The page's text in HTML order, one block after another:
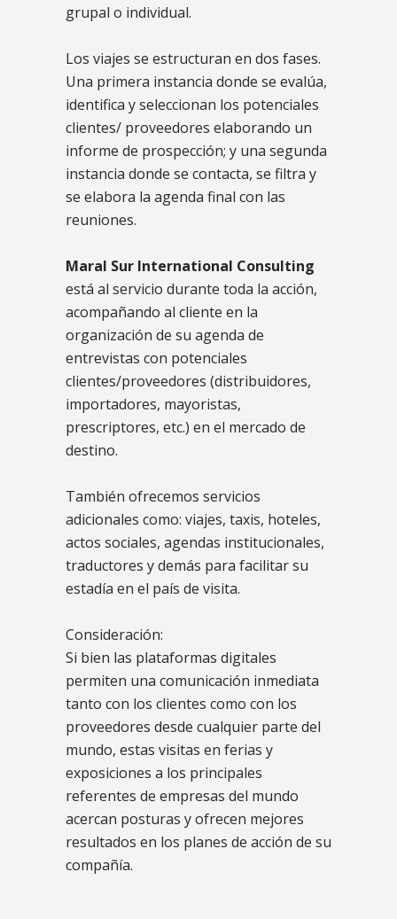
grupal o individual.
Los viajes se estructuran en dos fases.
Una primera instancia donde se evalúa,
identifica y seleccionan los potenciales
clientes/ proveedores elaborando un
informe de prospección; y una segunda
instancia donde se contacta, se filtra y
se elabora la agenda final con las
reuniones.
Maral Sur International Consulting
está al servicio durante toda la acción,
acompañando al cliente en la
organización de su agenda de
entrevistas con potenciales
clientes/proveedores (distribuidores,
importadores, mayoristas,
prescriptores, etc.) en el mercado de
destino.
También ofrecemos servicios
adicionales como: viajes, taxis, hoteles,
actos sociales, agendas institucionales,
traductores y demás para facilitar su
estadía en el país de visita.
Consideración:
Si bien las plataformas digitales
permiten una comunicación inmediata
tanto con los clientes como con los
proveedores desde cualquier parte del
mundo, estas visitas en ferias y
exposiciones a los principales
referentes de empresas del mundo
acercan posturas y ofrecen mejores
resultados en los planes de acción de su
compañía.